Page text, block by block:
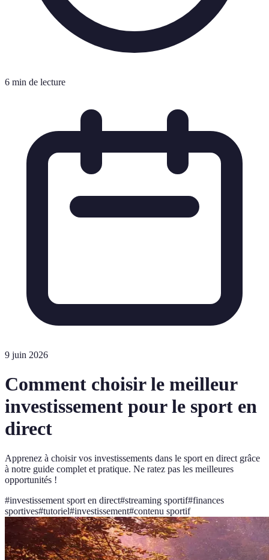
6 min de lecture
9 juin 2026
Comment choisir le meilleur
investissement pour le sport en
direct
Apprenez à choisir vos investissements dans le sport en direct grâce
à notre guide complet et pratique. Ne ratez pas les meilleures
opportunités !
#investissement sport en direct#streaming sportif#finances
sportives#tutoriel#investissement#contenu sportif